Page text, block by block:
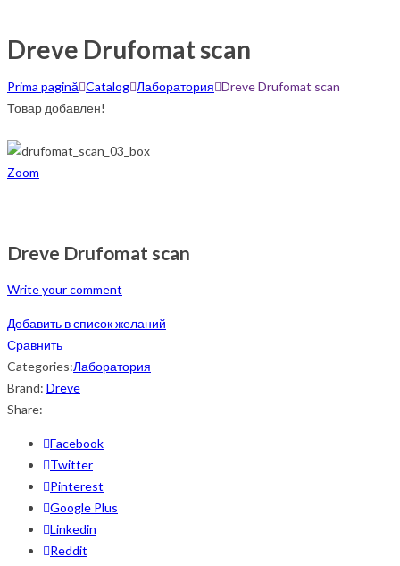
Dreve Drufomat scan
Prima pagină Catalog Лаборатория Dreve Drufomat scan
Товар добавлен!
Zoom
Dreve Drufomat scan
Write your comment
Добавить в список желаний
Сравнить
Categories:Лаборатория
Brand: Dreve
Share:
Facebook
Twitter
Pinterest
Google Plus
Linkedin
Reddit